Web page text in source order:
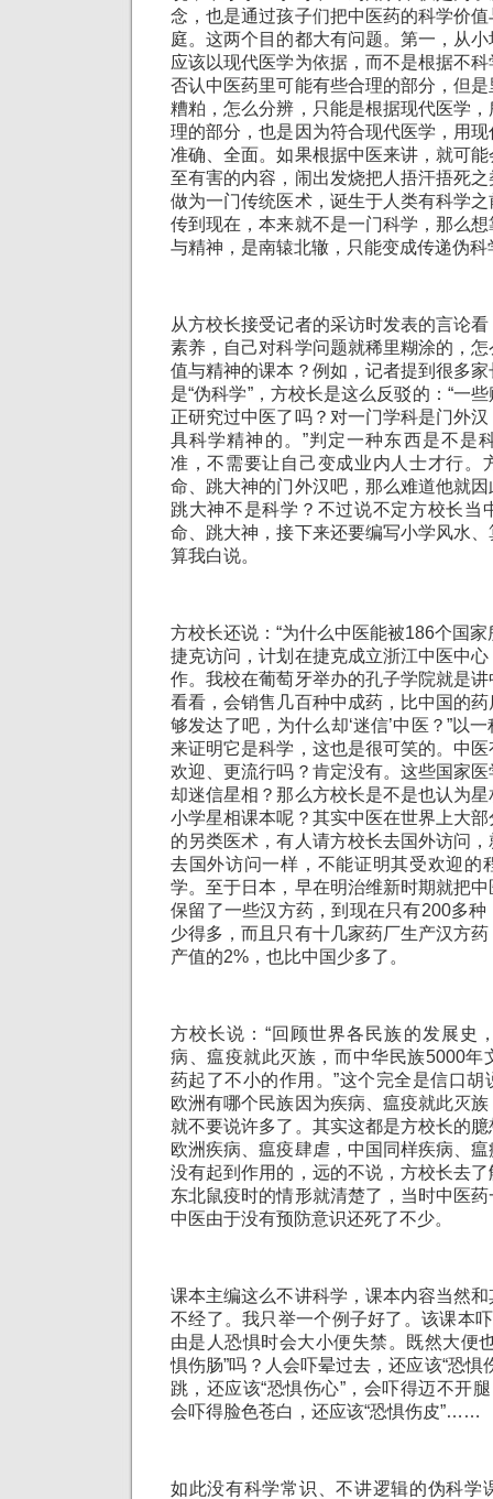
念，也是通过孩子们把中医药的科学价
庭。这两个目的都大有问题。第一，从
应该以现代医学为依据，而不是根据不
否认中医药里可能有些合理的部分，但
糟粕，怎么分辨，只能是根据现代医学
理的部分，也是因为符合现代医学，用
准确、全面。如果根据中医来讲，就可
至有害的内容，闹出发烧把人捂汗捂死
做为一门传统医术，诞生于人类有科学
传到现在，本来就不是一门科学，那么
与精神，是南辕北辙，只能变成传递伪
从方校长接受记者的采访时发表的言论
素养，自己对科学问题就稀里糊涂的，
值与精神的课本？例如，记者提到很多
是“伪科学”，方校长是这么反驳的：“一
正研究过中医了吗？对一门学科是门外
具科学精神的。”判定一种东西是不是
准，不需要让自己变成业内人士才行。
命、跳大神的门外汉吧，那么难道他就
跳大神不是科学？不过说不定方校长当
命、跳大神，接下来还要编写小学风水
算我白说。
方校长还说：“为什么中医能被186个国
捷克访问，计划在捷克成立浙江中医中
作。我校在葡萄牙举办的孔子学院就是
看看，会销售几百种中成药，比中国的
够发达了吧，为什么却‘迷信’中医？”以
来证明它是科学，这也是很可笑的。中
欢迎、更流行吗？肯定没有。这些国家
却迷信星相？那么方校长是不是也认为
小学星相课本呢？其实中医在世界上大
的另类医术，有人请方校长去国外访问
去国外访问一样，不能证明其受欢迎的
学。至于日本，早在明治维新时期就把
保留了一些汉方药，到现在只有200多
少得多，而且只有十几家药厂生产汉方
产值的2%，也比中国少多了。
方校长说：“回顾世界各民族的发展史
病、瘟疫就此灭族，而中华民族5000年
药起了不小的作用。”这个完全是信口
欧洲有哪个民族因为疾病、瘟疫就此灭
就不要说许多了。其实这都是方校长的
欧洲疾病、瘟疫肆虐，中国同样疾病、
没有起到作用的，远的不说，方校长去
东北鼠疫时的情形就清楚了，当时中医
中医由于没有预防意识还死了不少。
课本主编这么不讲科学，课本内容当然
不经了。我只举一个例子好了。该课本
由是人恐惧时会大小便失禁。既然大便
惧伤肠”吗？人会吓晕过去，还应该“恐惧
跳，还应该“恐惧伤心”，会吓得迈不开
会吓得脸色苍白，还应该“恐惧伤皮”……
如此没有科学常识、不讲逻辑的伪科学